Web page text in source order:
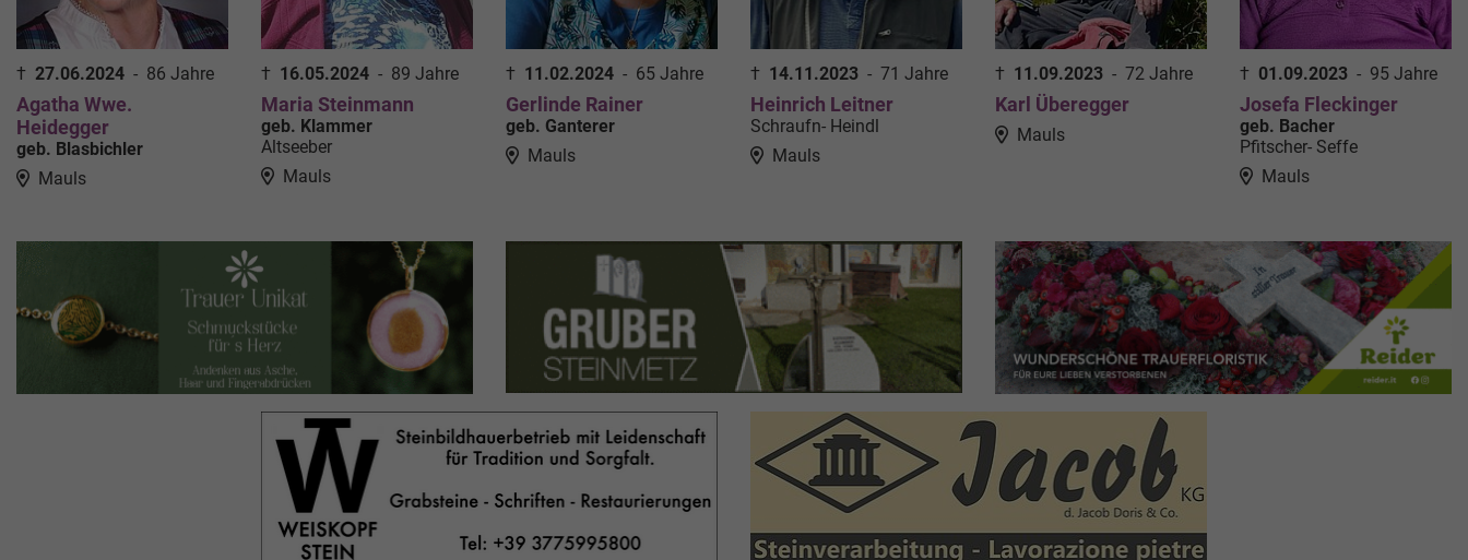
† 27.06.2024 - 86 Jahre
Agatha Wwe.
Heidegger
geb. Blasbichler
Mauls
† 16.05.2024 - 89 Jahre
Maria Steinmann
geb. Klammer
Altseeber
Mauls
† 11.02.2024 - 65 Jahre
Gerlinde Rainer
geb. Ganterer
Mauls
† 14.11.2023 - 71 Jahre
Heinrich Leitner
Schraufn- Heindl
Mauls
† 11.09.2023 - 72 Jahre
Karl Überegger
Mauls
† 01.09.2023 - 95 Jahre
Josefa Fleckinger
geb. Bacher
Pfitscher- Seffe
Mauls